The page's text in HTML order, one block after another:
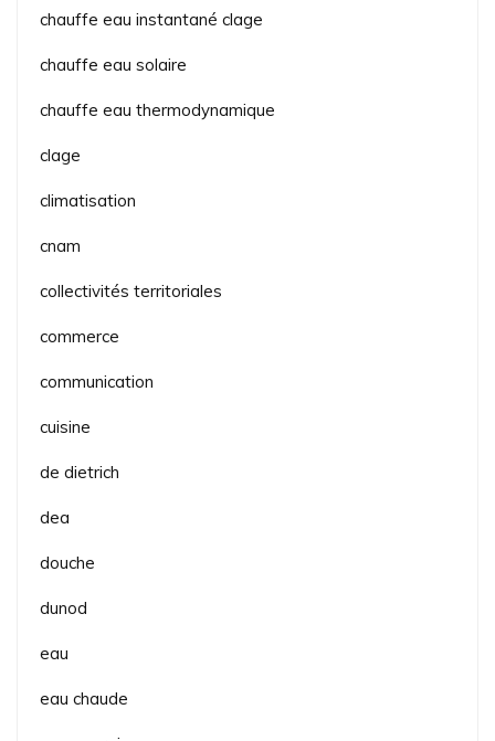
chauffe eau instantané clage
chauffe eau solaire
chauffe eau thermodynamique
clage
climatisation
cnam
collectivités territoriales
commerce
communication
cuisine
de dietrich
dea
douche
dunod
eau
eau chaude